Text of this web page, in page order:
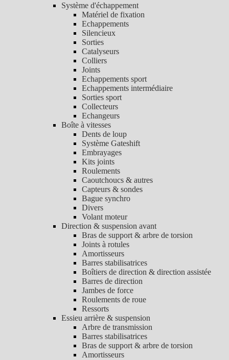
Système d'échappement
Matériel de fixation
Echappements
Silencieux
Sorties
Catalyseurs
Colliers
Joints
Echappements sport
Echappements intermédiaire
Sorties sport
Collecteurs
Echangeurs
Boîte à vitesses
Dents de loup
Système Gateshift
Embrayages
Kits joints
Roulements
Caoutchoucs & autres
Capteurs & sondes
Bague synchro
Divers
Volant moteur
Direction & suspension avant
Bras de support & arbre de torsion
Joints à rotules
Amortisseurs
Barres stabilisatrices
Boîtiers de direction & direction assistée
Barres de direction
Jambes de force
Roulements de roue
Ressorts
Essieu arrière & suspension
Arbre de transmission
Barres stabilisatrices
Bras de support & arbre de torsion
Amortisseurs